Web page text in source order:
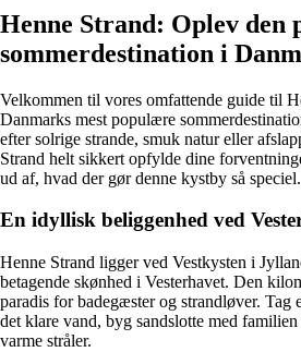
Henne Strand: Oplev den
sommerdestination i
Velkommen til vores omfattende guide til
Danmarks mest populære
efter solrige strande, smuk natur eller
Strand helt sikkert opfylde dine
ud af, hvad der gør denne kystby så speciel.
En idyllisk beliggenhed ved
Henne Strand ligger ved Vestkysten i
betagende skønhed i Vesterhavet. Den
paradis for badegæster og strandløver. Tag
det klare vand, byg sandslotte med
varme stråler.